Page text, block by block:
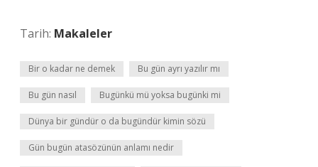
Tarih: Makaleler
Bir o kadar ne demek Bu gün ayrı yazılır mı
Bu gün nasıl Bugünkü mü yoksa bugünki mi
Dünya bir gündür o da bugündür kimin sözü
Gün bugün atasözünün anlamı nedir